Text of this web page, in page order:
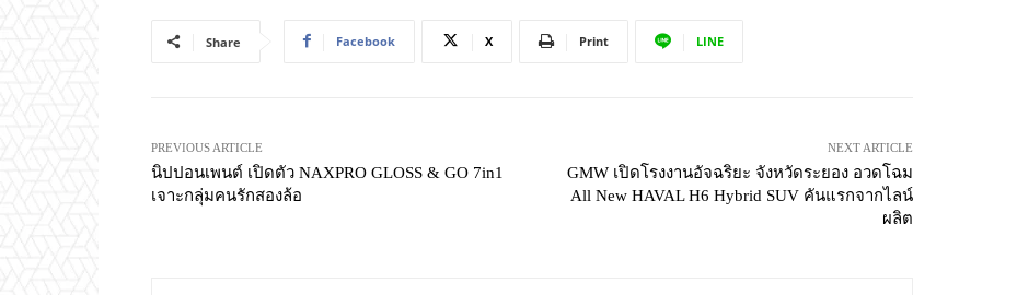
Share Facebook X Print LINE
PREVIOUS ARTICLE
นิปปอนเพนต์ เปิดตัว NAXPRO GLOSS & GO 7in1
เจาะกลุ่มคนรักสองล้อ
NEXT ARTICLE
GMW เปิดโรงงานอัจฉริยะ จังหวัดระยอง อวดโฉม
All New HAVAL H6 Hybrid SUV คันแรกจากไลน์
ผลิต